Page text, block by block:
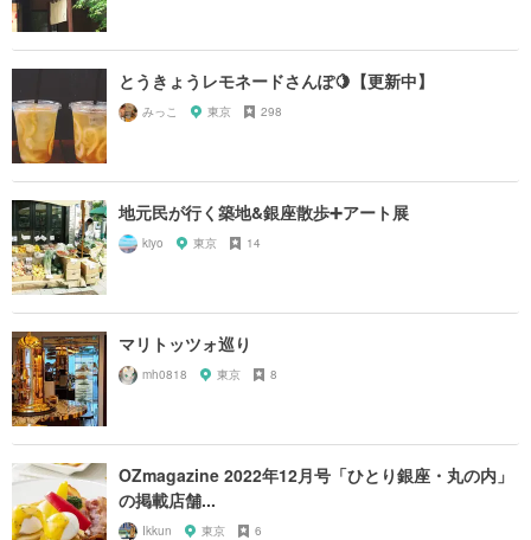
とうきょうレモネードさんぽ🍋【更新中】
みっこ 東京 298
地元民が行く築地&銀座散歩➕アート展
kiyo 東京 14
マリトッツォ巡り
mh0818 東京 8
OZmagazine 2022年12月号「ひとり銀座・丸の内」
の掲載店舗...
Ikkun 東京 6